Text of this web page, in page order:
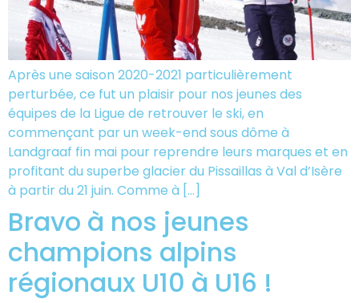
Après une saison 2020-2021 particulièrement
perturbée, ce fut un plaisir pour nos jeunes des
équipes de la Ligue de retrouver le ski, en
commençant par un week-end sous dôme à
Landgraaf fin mai pour reprendre leurs marques et en
profitant du superbe glacier du Pissaillas à Val d’Isère
à partir du 21 juin. Comme à […]
Bravo à nos jeunes
champions alpins
régionaux U10 à U16 !